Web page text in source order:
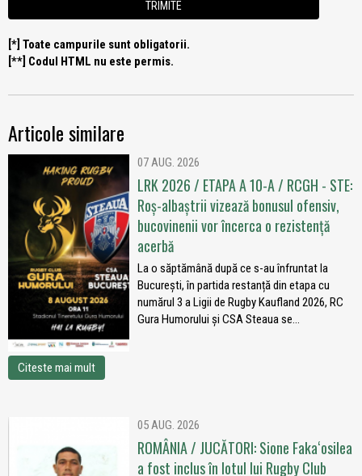
[*] Toate campurile sunt obligatorii.
[**] Codul HTML nu este permis.
Articole similare
07 AUG. 2026
LRK 2026 / ETAPA A 10-A / RCGH - STE:
Roș-albaștrii vizează bonusul ofensiv,
bucovinenii vor încerca o rezistență
acerbă
La o săptămână după ce s-au înfruntat la
București, în partida restanță din etapa cu
numărul 3 a Ligii de Rugby Kaufland 2026, RC
Gura Humorului și CSA Steaua se...
Citeste mai mult
05 AUG. 2026
ROMÂNIA / JUCĂTORI: Sione Fakaʻosilea
a fost inclus în lotul lui Rugby Club